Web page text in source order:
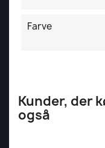
Farve
Kunder, der
også